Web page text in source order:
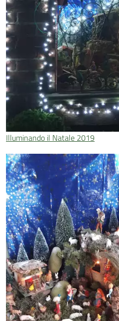
Illuminando il Natale 2019